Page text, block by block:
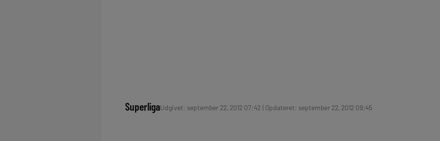
SuperligaUdgivet: september 22, 2012 07:42 | Opdateret: september 22, 2012 09:45